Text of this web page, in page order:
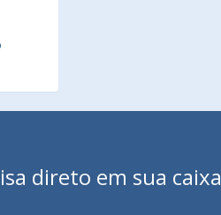
direto em sua caixa